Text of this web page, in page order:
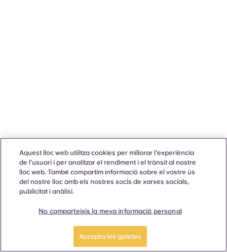
Aquest lloc web utilitza cookies per millorar l'experiència
de l'usuari i per analitzar el rendiment i el trànsit al nostre
lloc web. També compartim informació sobre el vostre ús
del nostre lloc amb els nostres socis de xarxes socials,
publicitat i anàlisi.
No comparteixis la meva informació personal
Accepta les galetes